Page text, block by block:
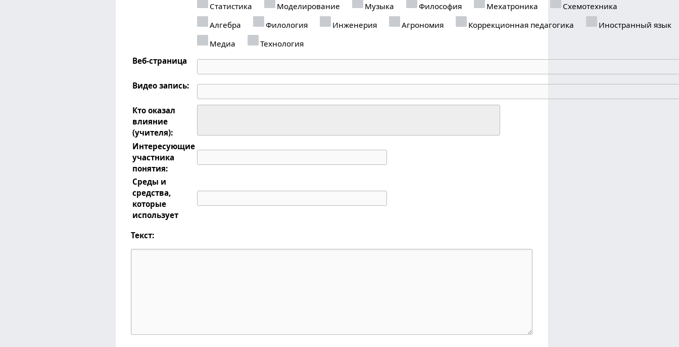
Статистика
Моделирование Музыка Философия Мехатроника
Схемотехника
Алгебра
Филология Инженерия Агрономия Коррекционная педагогика
Иностранный язык
Медиа
Технология
Веб-страница
Видео запись:
Кто оказал
влияние
(учителя):
Интересующие
участника
понятия:
Среды и
средства,
которые
использует
Текст: